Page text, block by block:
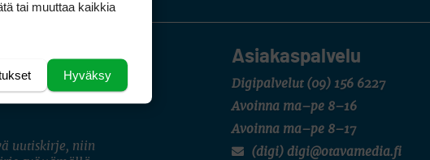
Asiakaspalvelu
Digipalvelut (09) 156 6227
Avoinna ma–pe 8–16
Avoinna ma–pe 8–17
(digi) digi@otavamedia.fi
uutiskirje, niin
tai muuttaa kaikkia
Hyväksy